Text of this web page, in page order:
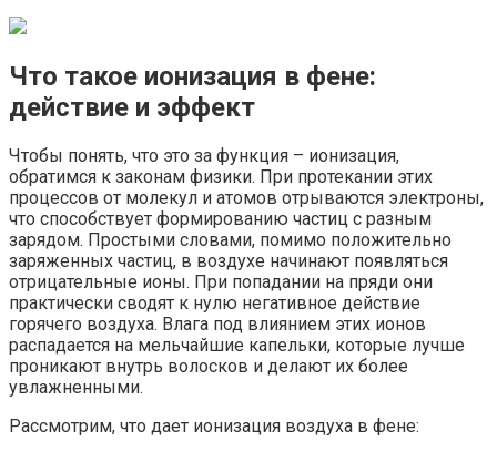
Что такое ионизация в фене:
действие и эффект
Чтобы понять, что это за функция – ионизация,
обратимся к законам физики. При протекании этих
процессов от молекул и атомов отрываются электроны,
что способствует формированию частиц с разным
зарядом. Простыми словами, помимо положительно
заряженных частиц, в воздухе начинают появляться
отрицательные ионы. При попадании на пряди они
практически сводят к нулю негативное действие
горячего воздуха. Влага под влиянием этих ионов
распадается на мельчайшие капельки, которые лучше
проникают внутрь волосков и делают их более
увлажненными.
Рассмотрим, что дает ионизация воздуха в фене: